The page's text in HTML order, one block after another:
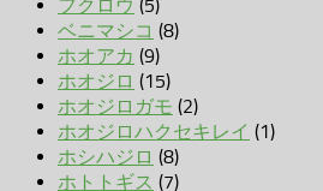
フクロウ (5)
ベニマシコ (8)
ホオアカ (9)
ホオジロ (15)
ホオジロガモ (2)
ホオジロハクセキレイ (1)
ホシハジロ (8)
ホトトギス (7)